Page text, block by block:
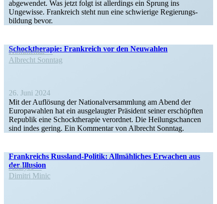
abgewendet. Was jetzt folgt ist aller­dings ein Sprung ins
Ungewisse. Frank­reich steht nun eine schwierige Regie­rungs­
bildung bevor.
Schock­the­rapie: Frank­reich vor den Neuwahlen
Kommentar
Albrecht Sonntag
26. Juni 2024
Mit der Auflösung der Natio­nal­ver­sammlung am Abend der
Europa­wahlen hat ein ausge­laugter Präsident seiner erschöpften
Republik eine Schock­the­rapie verordnet. Die Heilungs­chancen
sind indes gering. Ein Kommentar von Albrecht Sonntag.
Frank­reichs Russ­land-Politik: All­mäh­li­ches Erwa­chen aus
der Illusion
Analyse
Dimitri Minic